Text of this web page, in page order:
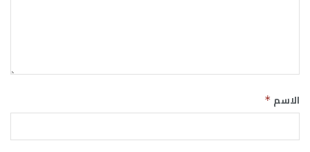
الاسم *